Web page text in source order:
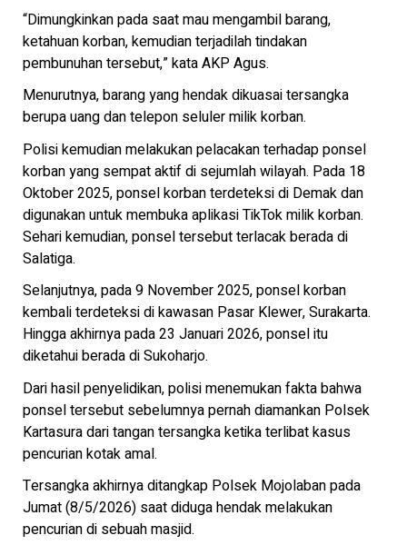
“Dimungkinkan pada saat mau mengambil barang,
ketahuan korban, kemudian terjadilah tindakan
pembunuhan tersebut,” kata AKP Agus.
Menurutnya, barang yang hendak dikuasai tersangka
berupa uang dan telepon seluler milik korban.
Polisi kemudian melakukan pelacakan terhadap ponsel
korban yang sempat aktif di sejumlah wilayah. Pada 18
Oktober 2025, ponsel korban terdeteksi di Demak dan
digunakan untuk membuka aplikasi TikTok milik korban.
Sehari kemudian, ponsel tersebut terlacak berada di
Salatiga.
Selanjutnya, pada 9 November 2025, ponsel korban
kembali terdeteksi di kawasan Pasar Klewer, Surakarta.
Hingga akhirnya pada 23 Januari 2026, ponsel itu
diketahui berada di Sukoharjo.
Dari hasil penyelidikan, polisi menemukan fakta bahwa
ponsel tersebut sebelumnya pernah diamankan Polsek
Kartasura dari tangan tersangka ketika terlibat kasus
pencurian kotak amal.
Tersangka akhirnya ditangkap Polsek Mojolaban pada
Jumat (8/5/2026) saat diduga hendak melakukan
pencurian di sebuah masjid.